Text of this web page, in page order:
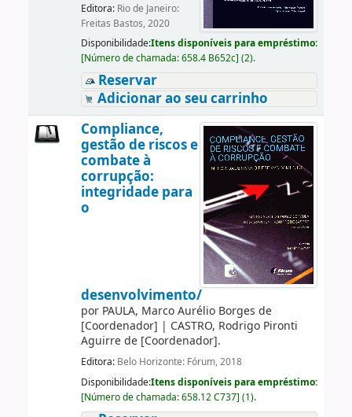
Editora: Rio de Janeiro:
Freitas Bastos, 2020
Disponibilidade:Itens disponíveis para empréstimo:
[Número de chamada:658.4 B652c] (2).
Reservar
Adicionar ao seu carrinho
Compliance,
gestão de riscos e
combate à
corrupção:
integridade para
o
desenvolvimento/
por PAULA, Marco Aurélio Borges de
[Coordenador] | CASTRO, Rodrigo Pironti
Aguirre de[Coordenador].
Editora: Belo Horizonte: Fórum, 2018
Disponibilidade:Itens disponíveis para empréstimo:
[Número de chamada:658.12 C737] (1).